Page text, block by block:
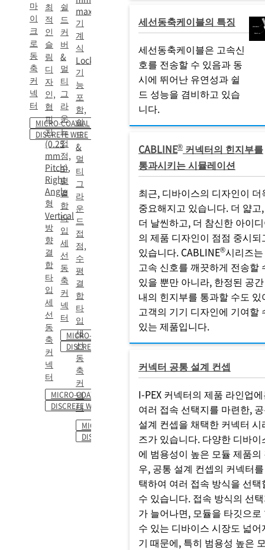
마
이
크
로
동
축
커
넥
터
MICRO-COAXIAL
DISCRETE WIRE
최
적
인
슬
림
디
자
인,
협
피
치
(0.25
mm
Pitch),
Right
Angle
형
Vertical
방
향
결
합
타
입
세
선
동
축
커
넥
터
MICRO-COAXIAL
DISCRETE WIRE
쉴
드
커
버
&
멀
티
그
라
운
드
접
점,
수
평
결
합
타
입
세
선
동
축
커
넥
터
MICRO-COAXIAL
DISCRETE WIRE
max),
기
계
식
Lock
기
능
포
함,
쉴
드
&
멀
티
그
라
운
드
접
점,
수
평
결
합
타
입
세
선
동
축
커
넥
터
MICRO-COAXIAL
DISCRETE WIRE
세선동축케이블의 특징
세선동축케이블은 고속신
호를 전송할 수 있음과 동
시에 뛰어난 유연성과 쉴
드 성능을 겸비하고 있습
니다.
CABLINE® 커넥터의 힌지부를
통과시키는 시뮬레이션
최근, 디바이스의 디자인이 더
중요해지고 있습니다. 더 얇고,
더 날씬하고, 더 참신한 아이
의 제품 디자인이 점점 중시되
있습니다. CABLINE®시리즈는
고속 신호를 깨끗하게 전송할
있을 뿐만 아니라, 한정된 공간
내의 힌지부를 통과할 수도 있
고객의 기기 디자인에 기여할
있는 제품입니다.
커넥터 공통 설계 컨셉
I-PEX 커넥터의 제품 라인업
여러 접속 선택지를 마련한,
설계 컨셉을 채택한 커넥터 시
즈가 있습니다. 다양한 디바이
에 범용성이 높은 모듈 제품의
우, 공통 설계 컨셉의 커넥터
택하여 여러 접속 방식을 선택
수 있습니다. 접속 방식의 선
가 늘어나면, 모듈을 타깃으로
수 있는 디바이스 시장도 넓어
기 때문에, 특히 범용성 높은